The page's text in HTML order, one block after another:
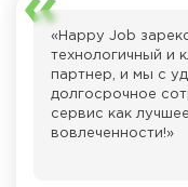
руководителя
течение всего
обеспечивал
участниками. Его
в решении
находить подход
способствовали
установленные
«Happy Job
технологичный и
партнер, и мы с
долгосрочное
сервис как
вовлеченности!»